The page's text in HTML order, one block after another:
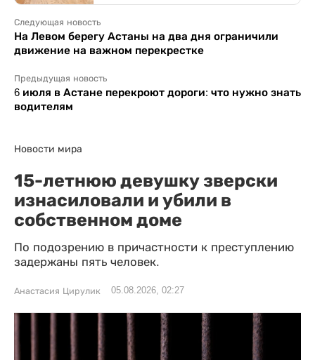
Следующая новость
На Левом берегу Астаны на два дня ограничили
движение на важном перекрестке
Предыдущая новость
6 июля в Астане перекроют дороги: что нужно знать
водителям
Новости мира
15-летнюю девушку зверски
изнасиловали и убили в
собственном доме
По подозрению в причастности к преступлению
задержаны пять человек.
Анастасия Цирулик 05.08.2026, 02:27